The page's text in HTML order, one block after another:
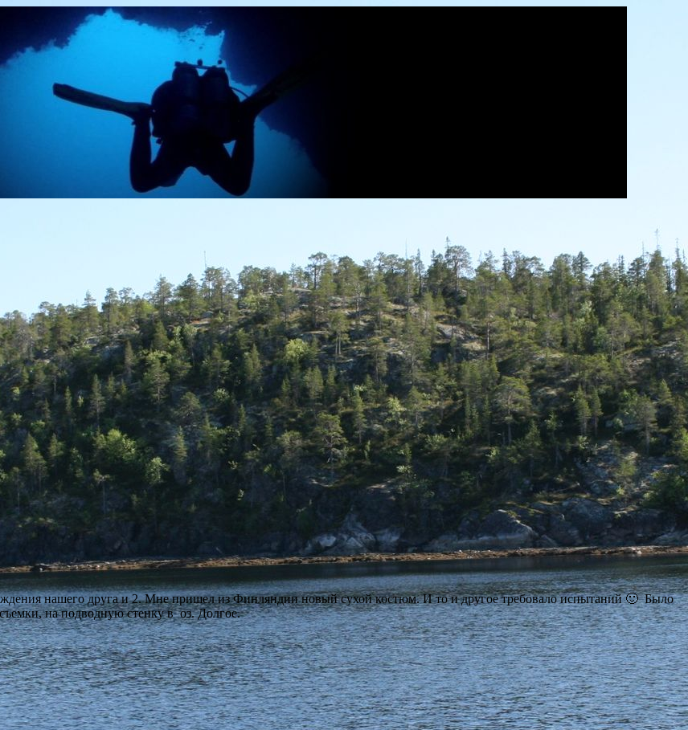
нашего друга и 2. Мне пришел из Финляндии новый сухой костюм. И то и другое требовало испытаний 🙂 Было
на подводную стенку в оз. Долгое.